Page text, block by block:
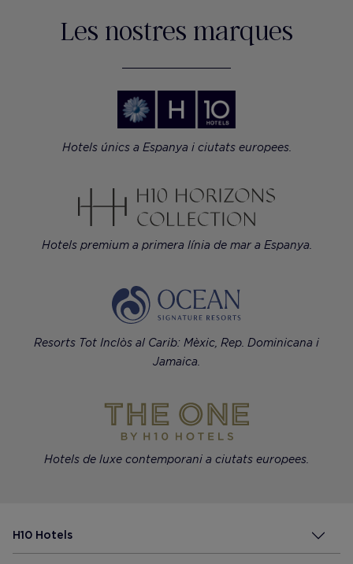
Les nostres marques
Hotels únics a Espanya i ciutats europees.
Hotels premium a primera línia de mar a Espanya.
Resorts Tot Inclòs al Carib: Mèxic, Rep. Dominicana i
Jamaica.
Hotels de luxe contemporani a ciutats europees.
H10 Hotels